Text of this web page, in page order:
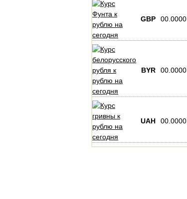
GBP 00.0000
BYR 00.0000
UAH 00.0000